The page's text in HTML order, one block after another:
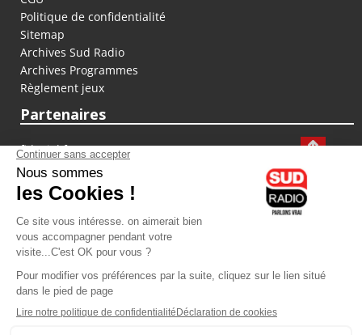
Politique de confidentialité
Sitemap
Archives Sud Radio
Archives Programmes
Règlement jeux
Partenaires
fiducial.fr
lyoncapitale.fr
olympique-et-lyonnais.com
L'application Iphone / Android
Téléchargez l'application
Les cookies